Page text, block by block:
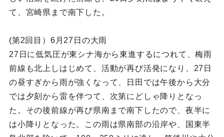
て、宮崎県まで南下した。
(第2回目）6月27日の大雨
27日に低気圧が東シナ海から東進するにつれて、梅雨
前線も北上しはじめて、活動が再び活発になり、27日
の昼すぎから雨が強くなって、日田では午後から大分
では夕刻から雷を伴つて、次第にどしゃ降りとなっ
た。その後前線が再び県南まで南下したので、夜半に
は小降りとなった。この雨は県南部の沿岸や、国東半